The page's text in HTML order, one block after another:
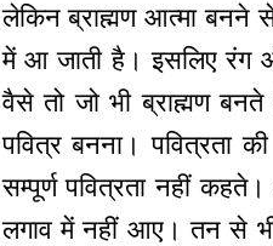
लेकिन ब्राह्मण आत्मा बनने
में आ जाती है। इसलिए रंग
वैसे तो जो भी ब्राह्मण
पवित्र बनना। पवित्रता
सम्पूर्ण पवित्रता नहीं
लगाव में नहीं आए। तन से भी